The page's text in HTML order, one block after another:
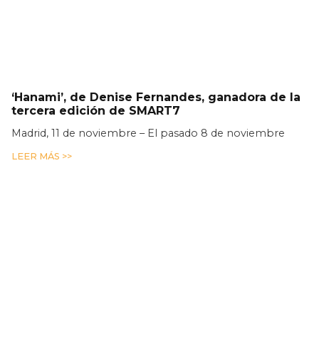
‘Hanami’, de Denise Fernandes, ganadora de la
tercera edición de SMART7
Madrid, 11 de noviembre – El pasado 8 de noviembre
LEER MÁS >>